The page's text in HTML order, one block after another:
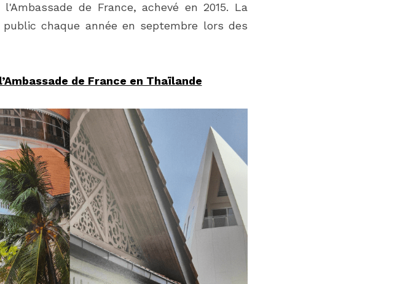
de France, achevé en 2015. La
chaque année en septembre lors des
de France en Thaïlande